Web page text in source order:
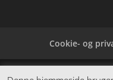
Cookie- og
Denne